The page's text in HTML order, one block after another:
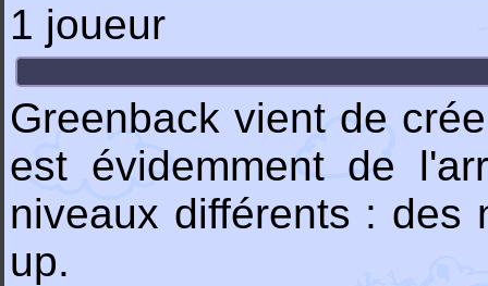
1 joueur
Greenback vient de
est évidemment de
niveaux différents : des
up.